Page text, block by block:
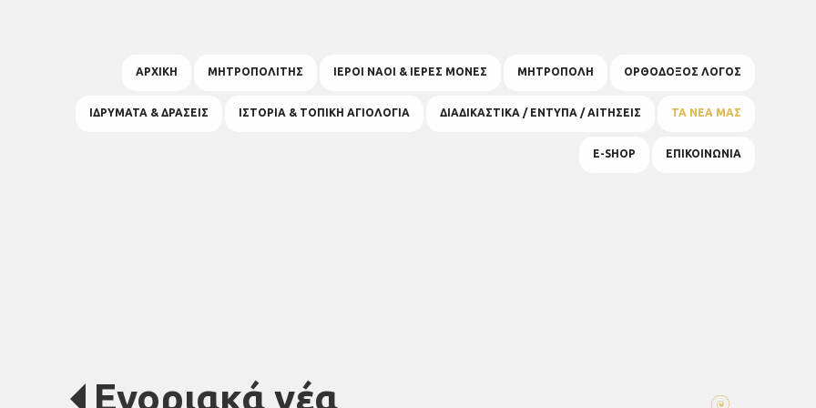
ΑΡΧΙΚΗ ΜΗΤΡΟΠΟΛΙΤΗΣ ΙΕΡΟΙ ΝΑΟΙ & ΙΕΡΕΣ ΜΟΝΕΣ ΜΗΤΡΟΠΟΛΗ ΟΡΘΟΔΟΞΟΣ ΛΟΓΟΣ
ΙΔΡΥΜΑΤΑ & ΔΡΑΣΕΙΣ ΙΣΤΟΡΙΑ & ΤΟΠΙΚΗ ΑΓΙΟΛΟΓΙΑ ΔΙΑΔΙΚΑΣΤΙΚΑ / ΕΝΤΥΠΑ / ΑΙΤΗΣΕΙΣ ΤΑ ΝΕΑ ΜΑΣ
E-SHOP ΕΠΙΚΟΙΝΩΝΙΑ
Ενοριακά νέα